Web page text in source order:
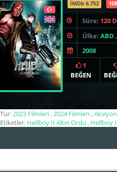
İMDb 6.752
Süre: 120
Ülke: ABD ,
2008
1
BEĞEN
Tür:2023 Filmleri,2024 Filmleri,
Etiketler: Hellboy II Altın Ordu , Hellboy